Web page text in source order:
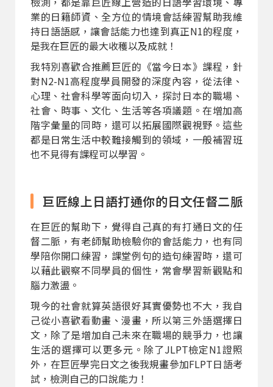
業的日籍師資、全方位的情境會話練習幫助我維
持日語語感，讓會話能力也達到真正N1的程度，
是我在巨匠的最大收穫以及成就！
我特別喜歡合推薦巨匠的《當今日本》課程，針
對N2-N1高程度學員開發的深度內容，從法律、
心理、社會科學等面向切入，探討日本的職場、
社會、時事、文化、生活等各項議題。在增加高
階字彙量的同時，還可以拓展國際觀視野。這些
都是日常生活中較難接觸到的領域，一般補習班
也不見得有課程可以學習。
巨匠線上日語打通你的日文任督二脈
在巨匠的幫助下，覺得自己真的有打通日文的任
督二脈，有老師幫助檢驗你的會話能力，也有同
學陪你開口練習，課堂例句的造句練習時，還可
以藉此觀察不同學員的個性，常會學習新觀點和
腦力激盪。
現今的社會就算英語很好其實優勢也不大，我自
己從小喜歡看動畫、漫畫，所以第三外語選擇日
文，除了是增加自己未來在職場的競爭力，也讓
生活的選擇可以更多元。除了JLPT檢定N1證照
外，在巨匠學完日文之後我規畫參加FLPT日語考
試，檢測自己的口說能力！